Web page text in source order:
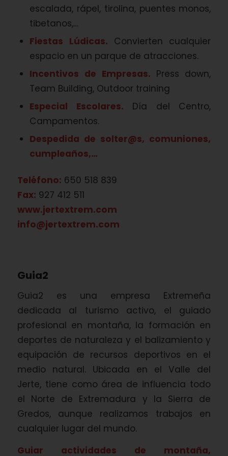
escalada, rápel, tirolina, puentes monos,
tibetanos,…
Fiestas Lúdicas. Convierten cualquier
espacio en un parque de atracciones.
Incentivos de Empresas. Press down,
Team Building, Outdoor training
Especial Escolares. Día del Centro,
Campamentos.
Despedida de solter@s, comuniones,
cumpleaños,…
Teléfono: 650 518 839
Fax: 927 412 511
www.jertextrem.com
info@jertextrem.com
Guia2
Guia2 es una empresa Extremeña
dedicada al turismo activo, el guiado
profesional en montaña, la formación en
deportes de naturaleza y el balizamiento y
equipación de recursos deportivos en el
medio natural. Ubicada en el Valle del
Jerte, tiene como área de influencia todo
el Norte de Extremadura y la Sierra de
Gredos, aunque realizamos trabajos en
cualquier lugar del mundo.
Guiar actividades de montaña,